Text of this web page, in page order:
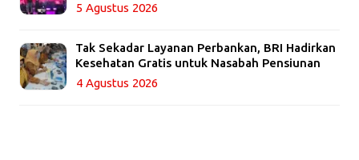
5 Agustus 2026
Tak Sekadar Layanan Perbankan, BRI Hadirkan
Kesehatan Gratis untuk Nasabah Pensiunan
4 Agustus 2026